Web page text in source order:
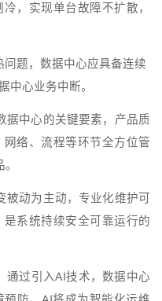
，实现单台故障不扩散，
问题，数据中心应具备连续
中心业务中断。
据中心的关键要素，产品质
络、流程等环节全方位管
被动为主动，专业化维护可
系统持续安全可靠运行的
通过引入AI技术，数据中心